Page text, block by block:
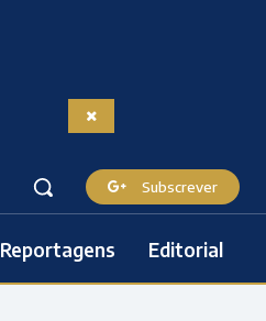
Subscrever
Reportagens Editorial